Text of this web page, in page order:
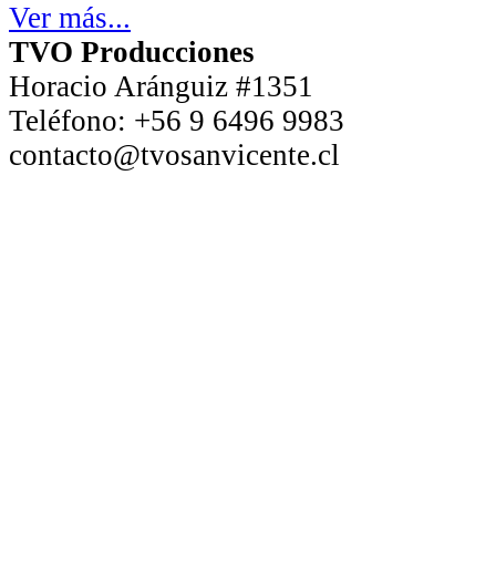
Ver más...
TVO Producciones
Horacio Aránguiz #1351
Teléfono: +56 9 6496 9983
contacto@tvosanvicente.cl